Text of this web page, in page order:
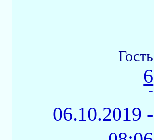
Гость
6
-
06.10.2019 -